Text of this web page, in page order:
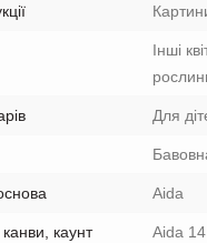
Інші
Для
Aida
каунт Aida